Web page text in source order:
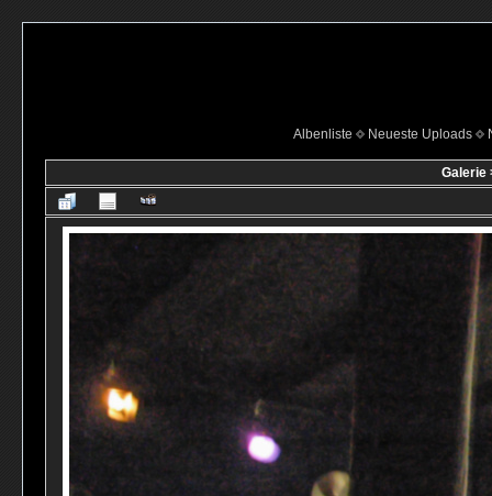
Albenliste Neueste Uploads
Galerie